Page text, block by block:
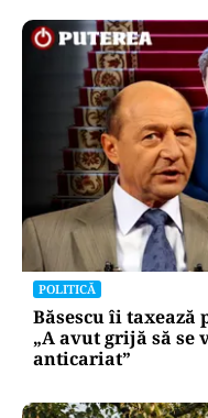
POLITICĂ
Băsescu îi taxează
„A avut grijă să se
anticariat”